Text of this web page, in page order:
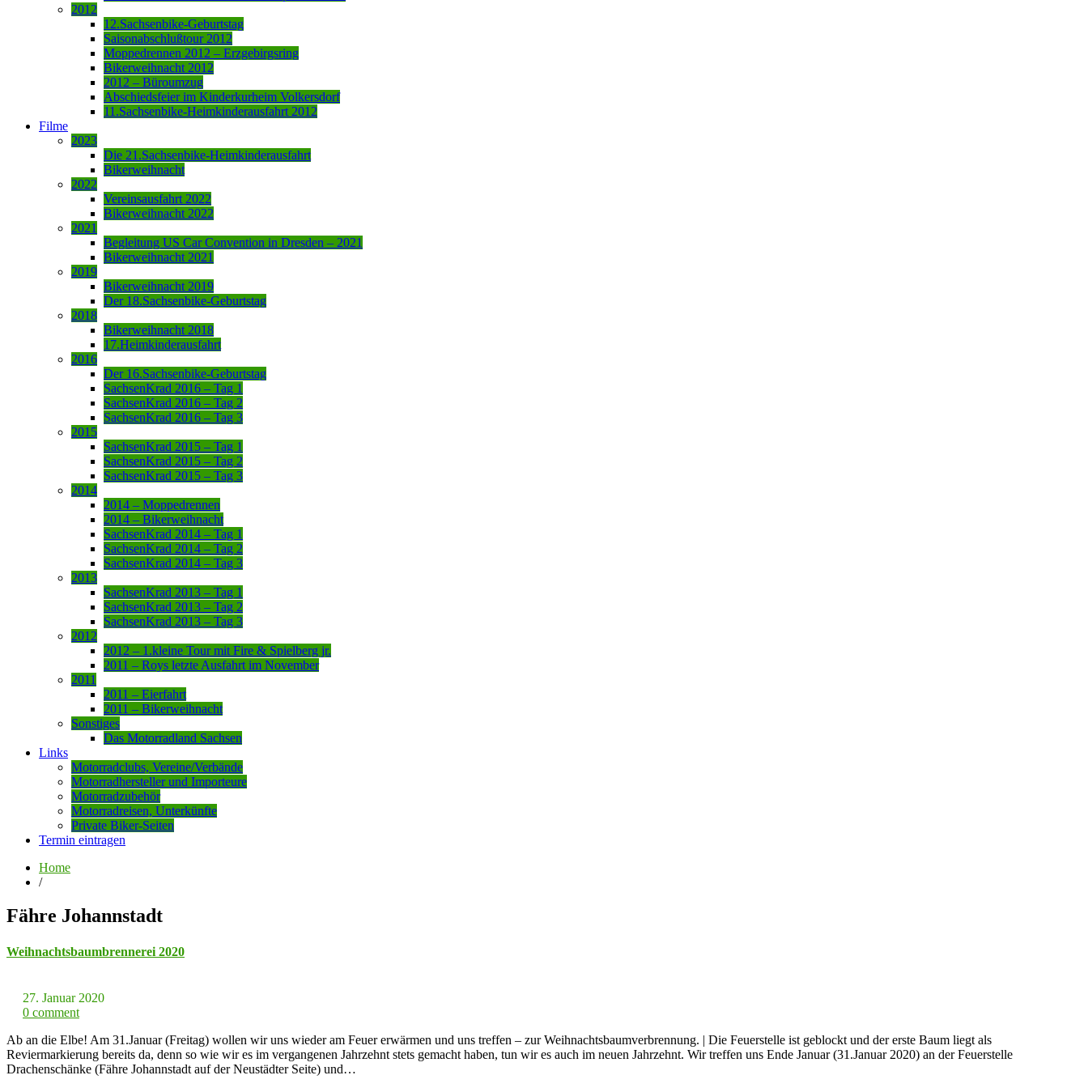
2012
12.Sachsenbike-Geburtstag
Saisonabschlußtour 2012
Moppedrennen 2012 – Erzgebirgsring
Bikerweihnacht 2012
2012 – Büroumzug
Abschiedsfeier im Kinderkurheim Volkersdorf
11.Sachsenbike-Heimkinderausfahrt 2012
Filme
2023
Die 21.Sachsenbike-Heimkinderausfahrt
Bikerweihnacht
2022
Vereinsausfahrt 2022
Bikerweihnacht 2022
2021
Begleitung US Car Convention in Dresden – 2021
Bikerweihnacht 2021
2019
Bikerweihnacht 2019
Der 18.Sachsenbike-Geburtstag
2018
Bikerweihnacht 2018
17.Heimkinderausfahrt
2016
Der 16.Sachsenbike-Geburtstag
SachsenKrad 2016 – Tag 1
SachsenKrad 2016 – Tag 2
SachsenKrad 2016 – Tag 3
2015
SachsenKrad 2015 – Tag 1
SachsenKrad 2015 – Tag 2
SachsenKrad 2015 – Tag 3
2014
2014 – Moppedrennen
2014 – Bikerweihnacht
SachsenKrad 2014 – Tag 1
SachsenKrad 2014 – Tag 2
SachsenKrad 2014 – Tag 3
2013
SachsenKrad 2013 – Tag 1
SachsenKrad 2013 – Tag 2
SachsenKrad 2013 – Tag 3
2012
2012 – 1.kleine Tour mit Fire & Spielberg jr.
2011 – Roys letzte Ausfahrt im November
2011
2011 – Eierfahrt
2011 – Bikerweihnacht
Sonstiges
Das Motorradland Sachsen
Links
Motorradclubs, Vereine/Verbände
Motorradhersteller und Importeure
Motorradzubehör
Motorradreisen, Unterkünfte
Private Biker-Seiten
Termin eintragen
Home
/
Fähre Johannstadt
Weihnachtsbaumbrennerei 2020
27. Januar 2020
0 comment
Ab an die Elbe! Am 31.Januar (Freitag) wollen wir uns wieder am Feuer erwärmen und uns treffen – zur Weihnachtsbaumverbrennung. | Die Feuerstelle ist geblockt und der erste Baum liegt als
Reviermarkierung bereits da, denn so wie wir es im vergangenen Jahrzehnt stets gemacht haben, tun wir es auch im neuen Jahrzehnt. Wir treffen uns Ende Januar (31.Januar 2020) an der Feuerstelle
Drachenschänke (Fähre Johannstadt auf der Neustädter Seite) und…